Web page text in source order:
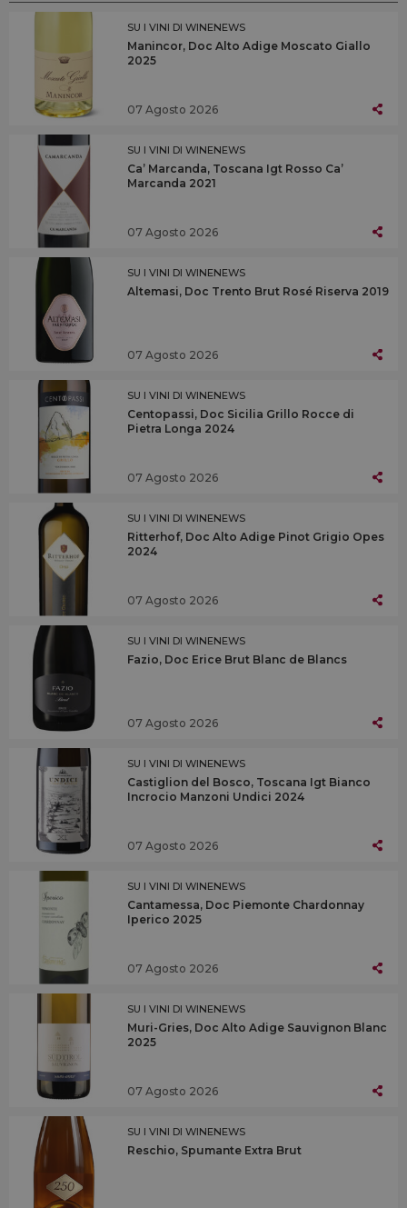
SU I VINI DI WINENEWS
Manincor, Doc Alto Adige Moscato Giallo
2025
07 Agosto 2026
SU I VINI DI WINENEWS
Ca’ Marcanda, Toscana Igt Rosso Ca’
Marcanda 2021
07 Agosto 2026
SU I VINI DI WINENEWS
Altemasi, Doc Trento Brut Rosé Riserva 2019
07 Agosto 2026
SU I VINI DI WINENEWS
Centopassi, Doc Sicilia Grillo Rocce di
Pietra Longa 2024
07 Agosto 2026
SU I VINI DI WINENEWS
Ritterhof, Doc Alto Adige Pinot Grigio Opes
2024
07 Agosto 2026
SU I VINI DI WINENEWS
Fazio, Doc Erice Brut Blanc de Blancs
07 Agosto 2026
SU I VINI DI WINENEWS
Castiglion del Bosco, Toscana Igt Bianco
Incrocio Manzoni Undici 2024
07 Agosto 2026
SU I VINI DI WINENEWS
Cantamessa, Doc Piemonte Chardonnay
Iperico 2025
07 Agosto 2026
SU I VINI DI WINENEWS
Muri-Gries, Doc Alto Adige Sauvignon Blanc
2025
07 Agosto 2026
SU I VINI DI WINENEWS
Reschio, Spumante Extra Brut